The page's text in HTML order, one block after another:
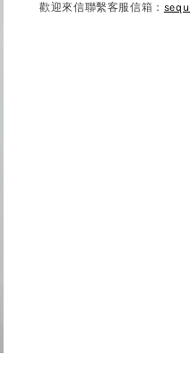
歡迎來信聯繫客服信箱：